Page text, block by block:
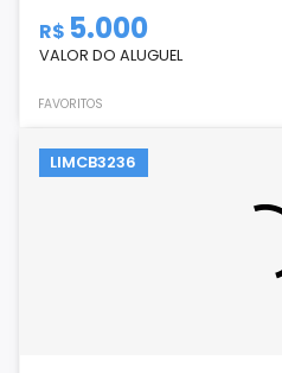
R$ 5.000
VALOR DO ALUGUEL
FAVORITOS
LIMCB3236